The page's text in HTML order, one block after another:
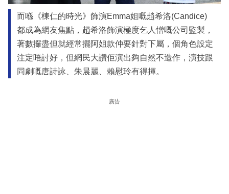
而喺《棟仁的時光》飾演Emma姐嘅趙希洛(Candice)
都成為網友焦點，趙希洛飾演極度乞人憎嘅公司監製，
著數攞盡但就經常擺阿姐款仲要針對下屬，個角色設定
注定唔討好，但網民大讚佢演出夠自然不造作，演技跟
同劇嘅唐詩詠、朱晨麗、賴慰玲有得揮。
廣告